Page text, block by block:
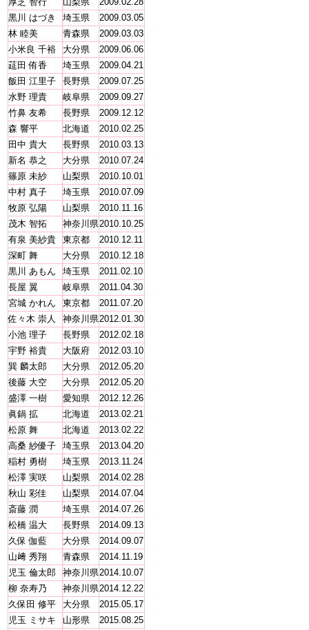
黒川 はづき
埼玉県
2009.03.05
林 睦美
青森県
2009.03.03
小米良 千裕
大分県
2009.06.06
莚田 侑香
埼玉県
2009.04.21
飯田 江里子
長野県
2009.07.25
水野 理貴
岐阜県
2009.09.27
竹鼻 友希
長野県
2009.12.12
森 響平
北海道
2010.02.25
田中 貴大
長野県
2010.03.13
新名 恭之
大分県
2010.07.24
篠原 未紗
山梨県
2010.10.01
中村 真子
埼玉県
2010.07.09
牧原 弘陽
山梨県
2010.11.16
茂木 智拓
神奈川県2010.10.25
有泉 美紗貴
東京都
2010.12.11
深町 舞
大分県
2010.12.18
黒川 あもん
埼玉県
2011.02.10
長屋 翼
岐阜県
2011.04.30
宮城 かれん
東京都
2011.07.20
佐々木 崇人
神奈川県2012.01.30
小池 理子
長野県
2012.02.18
宇野 裕貴
大阪府
2012.03.10
巽 麟太郎
大分県
2012.05.20
後藤 大空
大分県
2012.05.20
盛澤 一樹
愛知県
2012.12.26
眞鍋 拡
北海道
2013.02.21
松原 舞
北海道
2013.02.22
高桑 紗優子
埼玉県
2013.04.20
稲村 勇樹
埼玉県
2013.11.24
松澤 実咲
山梨県
2014.02.28
秋山 彩佳
山梨県
2014.07.04
斎藤 潤
埼玉県
2014.07.26
松橋 温大
長野県
2014.09.13
久保 伽藍
大分県
2014.09.07
山﨑 秀翔
青森県
2014.11.19
児玉 倫太郎
神奈川県2014.10.07
柳 奈寿乃
神奈川県2014.12.22
久保田 修平
大分県
2015.05.17
児玉 ミサキ
山形県
2015.08.25